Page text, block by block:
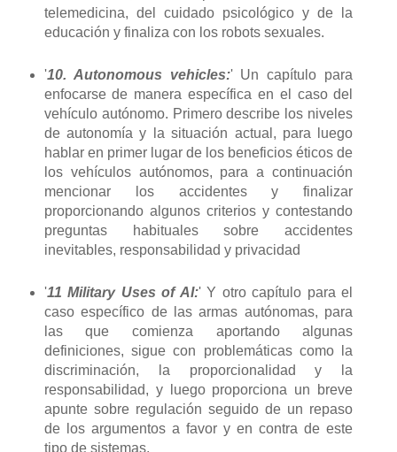
telemedicina, del cuidado psicológico y de la
educación y finaliza con los robots sexuales.
'10. Autonomous vehicles:' Un capítulo para
enfocarse de manera específica en el caso del
vehículo autónomo. Primero describe los niveles
de autonomía y la situación actual, para luego
hablar en primer lugar de los beneficios éticos de
los vehículos autónomos, para a continuación
mencionar los accidentes y finalizar
proporcionando algunos criterios y contestando
preguntas habituales sobre accidentes
inevitables, responsabilidad y privacidad
'11 Military Uses of AI:' Y otro capítulo para el
caso específico de las armas autónomas, para
las que comienza aportando algunas
definiciones, sigue con problemáticas como la
discriminación, la proporcionalidad y la
responsabilidad, y luego proporciona un breve
apunte sobre regulación seguido de un repaso
de los argumentos a favor y en contra de este
tipo de sistemas.